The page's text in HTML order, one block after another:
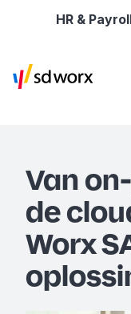
HR &
Van
de
Worx